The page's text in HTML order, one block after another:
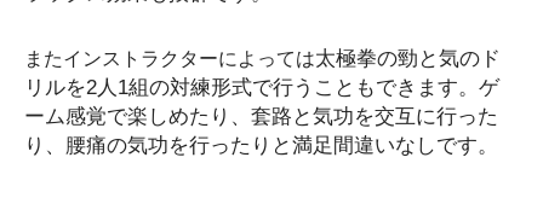
またインストラクターによっては太極拳の勁と気のド
リルを2人1組の対練形式で行うこともできます。ゲ
ーム感覚で楽しめたり、套路と気功を交互に行った
り、腰痛の気功を行ったりと満足間違いなしです。